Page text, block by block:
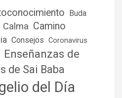
Buda
Calma Camino
Consejos Coronavirus
Enseñanzas de
de Sai Baba
del Día